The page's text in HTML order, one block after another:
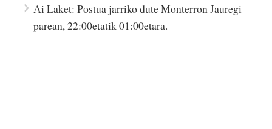
Ai Laket: Postua jarriko dute Monterron Jauregi
parean, 22:00etatik 01:00etara.